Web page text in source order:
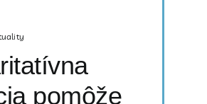
pomôže